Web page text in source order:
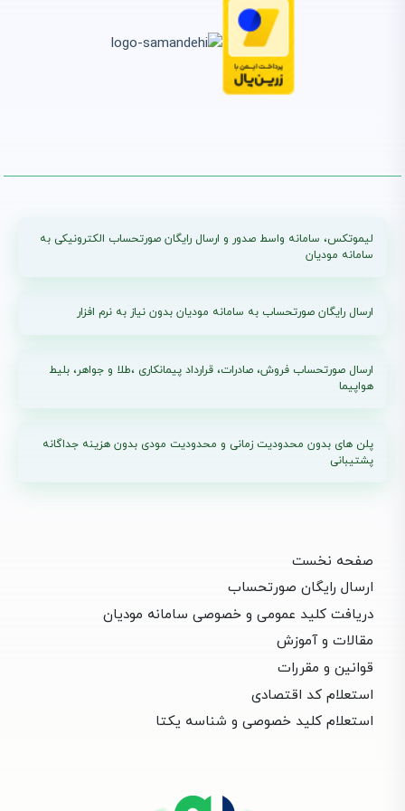
آموزش کامل سامانه evat
انتشار :
لیموتکس، سامانه واسط صدور و ارسال رایگان صورتحساب الکترونیکی به
سامانه مودیان
ارسال رایگان صورتحساب به سامانه مودیان بدون نیاز به نرم افزار
ارسال صورتحساب فروش، صادرات، قرارداد پیمانکاری ،طلا و جواهر، بلیط
هواپیما
پلن های بدون محدودیت زمانی و محدودیت مودی بدون هزینه جداگانه
پشتیبانی
صفحه نخست
ارسال رایگان صورتحساب
دریافت کلید عمومی و خصوصی سامانه مودیان
مقالات و آموزش
قوانین و مقررات
استعلام کد اقتصادی
استعلام کلید خصوصی و شناسه یکتا